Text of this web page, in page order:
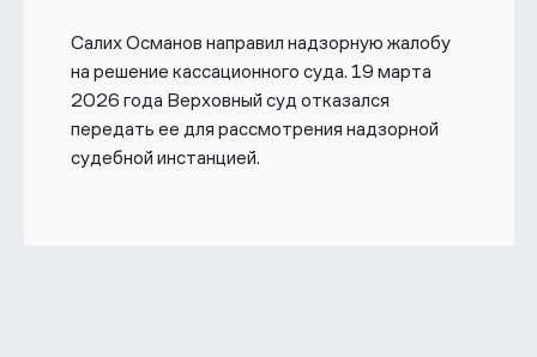
Салих Османов направил надзорную жалобу
на решение кассационного суда. 19 марта
2026 года Верховный суд отказался
передать ее для рассмотрения надзорной
судебной инстанцией.